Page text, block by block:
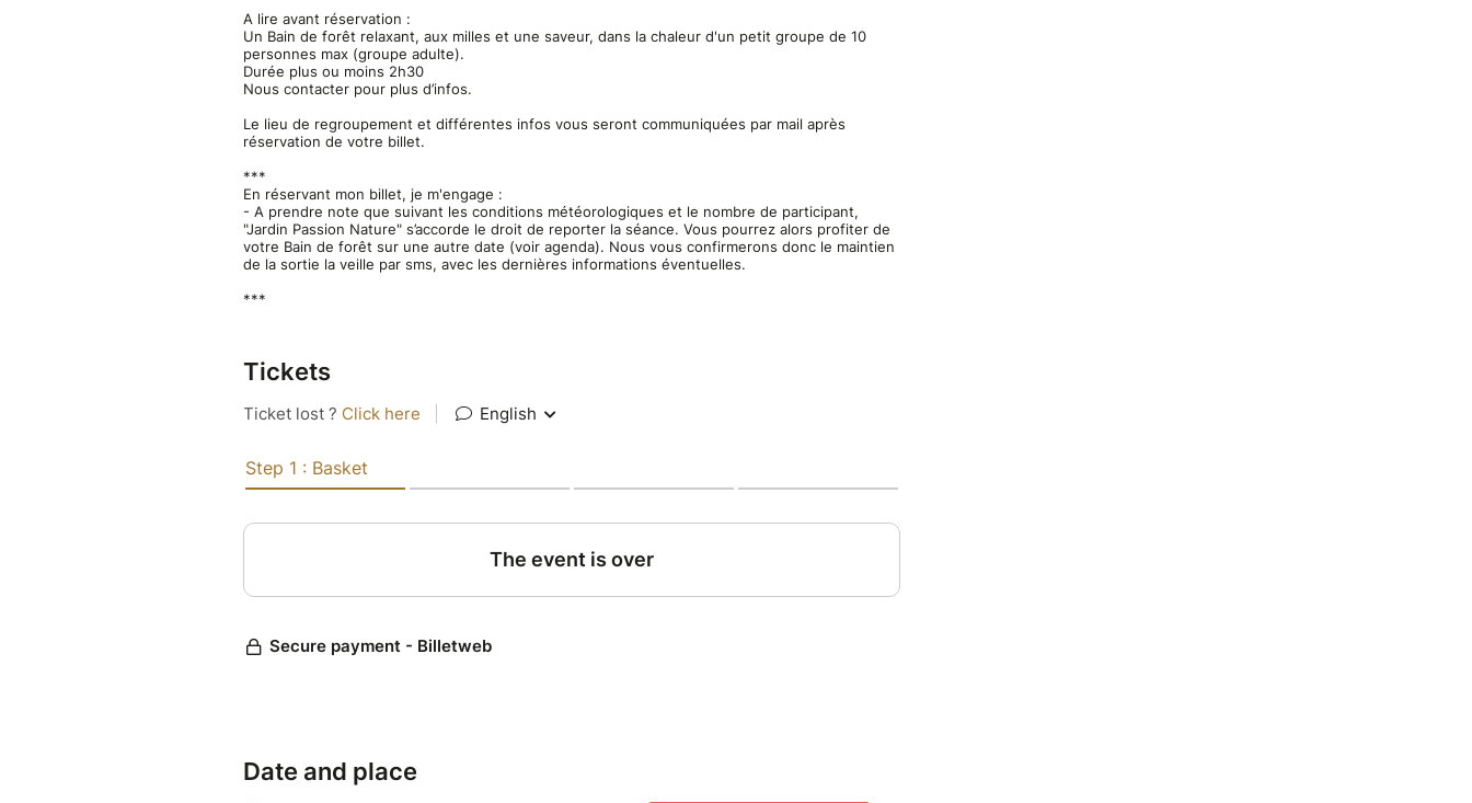
nous arrêtons souvent. Des pauses qui offrent des instants créatifs, méditatifs,
contemplatifs (Land’Art, mandala, dessin, construction, conte … suivant notre
envie et notre inspiration du moment).
Au cœur de la forêt, tous nos sens sont mis en éveil. Des instants uniques pour
se relaxer et s'imprégner des bienfaits de la nature forestière.
Un cercle de partage clôture la séance. Un moment de pause, où chacun peut
alors s’exprimer, dans l’écoute, le respect, la bienveillance et le non jugement.
***
Au plaisir de vous retrouver sous les Arbres
Bellinda & François - Jardin Passion Nature - Sylvothérapie - Bain de forêt -
Ateliers SENS.ibles
A lire avant réservation :
Un Bain de forêt relaxant, aux milles et une saveur, dans la chaleur d'un petit groupe de 10
personnes max (groupe adulte).
Durée plus ou moins 2h30
Nous contacter pour plus d’infos.
Le lieu de regroupement et différentes infos vous seront communiquées par mail après
réservation de votre billet.
***
En réservant mon billet, je m'engage :
- A prendre note que suivant les conditions météorologiques et le nombre de participant,
"Jardin Passion Nature" s’accorde le droit de reporter la séance. Vous pourrez alors profiter de
votre Bain de forêt sur une autre date (voir agenda). Nous vous confirmerons donc le maintien
de la sortie la veille par sms, avec les dernières informations éventuelles.
***
Tickets
Date and place